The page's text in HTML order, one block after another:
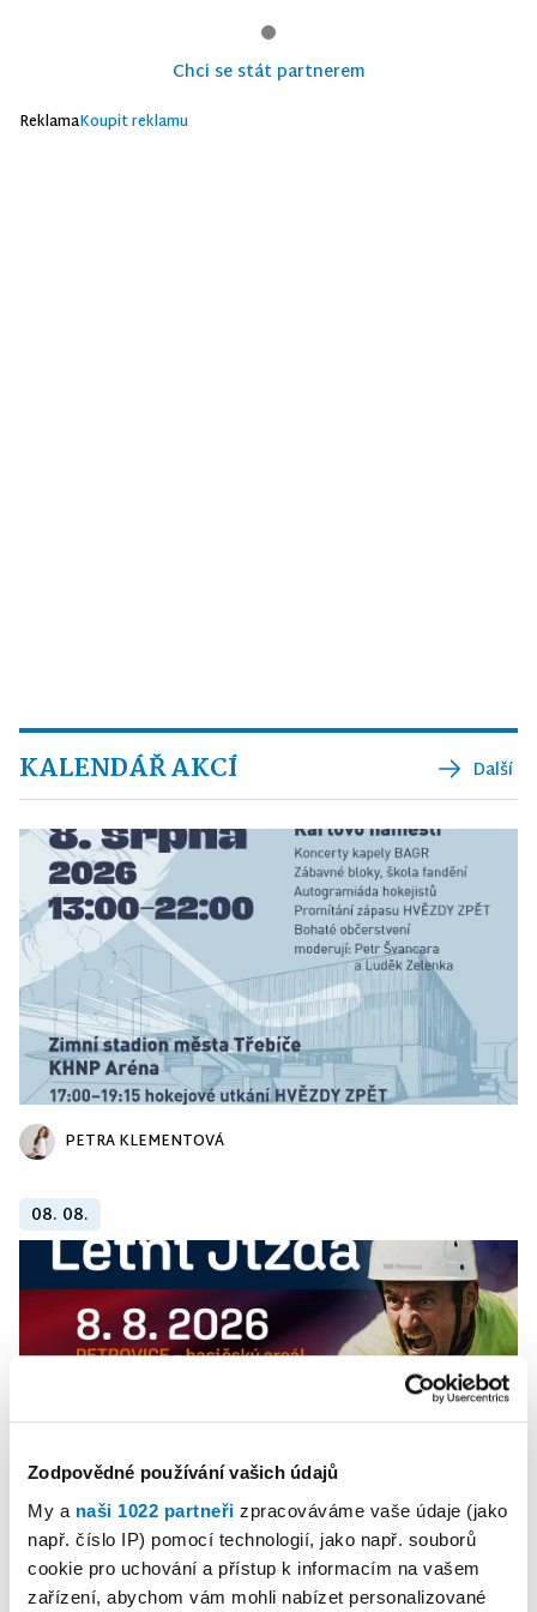
Zodpovědné používání vašich údajů
My a naši 1022 partneři zpracováváme vaše údaje (jako
např. číslo IP) pomocí technologií, jako např. souborů
cookie pro uchování a přístup k informacím na vašem
zařízení, abychom vám mohli nabízet personalizované
Chci se stát partnerem
ReklamaKoupit reklamu
KALENDÁŘ AKCÍ Další
PETRA KLEMENTOVÁ
08. 08.
PETRA KLEMENTOVÁ